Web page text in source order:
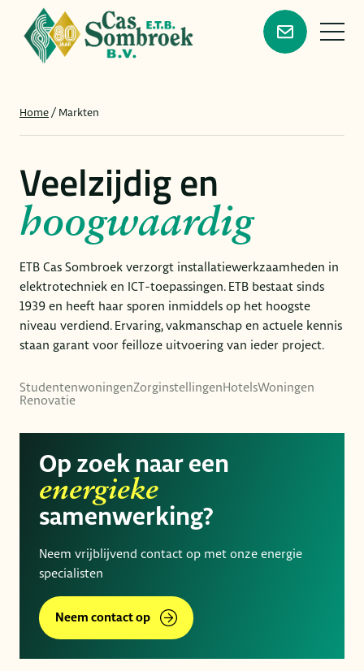
Skip
Advies & Ontwerp
Beveiliging
Duurzame energie
Elektrische installaties
BMI
BRL6000
Financieel gezond
Lean bouwen
VCA
Over ons
Werken bij
Home / Markten
Veelzijdig en
hoogwaardig
ETB Cas Sombroek verzorgt installatiewerkzaamheden in
elektrotechniek en ICT-toepassingen. ETB bestaat sinds
1939 en heeft haar sporen inmiddels op het hoogste
niveau verdiend. Ervaring, vakmanschap en actuele kennis
staan garant voor feilloze uitvoering van ieder project.
StudentenwoningenZorginstellingenHotelsWoningen
Renovatie
Op zoek naar een
energieke
samenwerking?
Neem vrijblijvend contact op met onze energie
specialisten
Neem contact op